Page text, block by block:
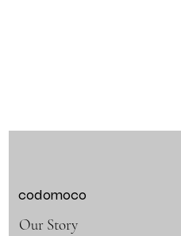
codomoco
Our Story